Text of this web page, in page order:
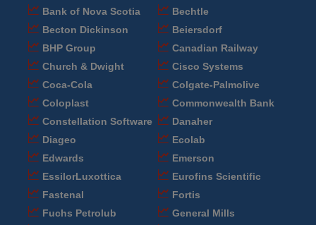
Bank of Nova Scotia
Bechtle
Becton Dickinson
Beiersdorf
BHP Group
Canadian Railway
Church & Dwight
Cisco Systems
Coca-Cola
Colgate-Palmolive
Coloplast
Commonwealth Bank
Constellation Software
Danaher
Diageo
Ecolab
Edwards
Emerson
EssilorLuxottica
Eurofins Scientific
Fastenal
Fortis
Fuchs Petrolub
General Mills